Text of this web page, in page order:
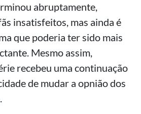
abruptamente,
insatisfeitos, mas ainda é
que poderia ter sido mais
Mesmo assim,
recebeu uma continuação
de mudar a opnião dos